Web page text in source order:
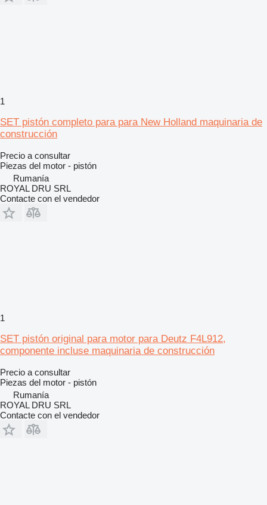
1
SET pistón completo para para New Holland maquinaria de
construcción
Precio a consultar
Piezas del motor - pistón
Rumanía
ROYAL DRU SRL
Contacte con el vendedor
1
SET pistón original para motor para Deutz F4L912,
componente incluse maquinaria de construcción
Precio a consultar
Piezas del motor - pistón
Rumanía
ROYAL DRU SRL
Contacte con el vendedor